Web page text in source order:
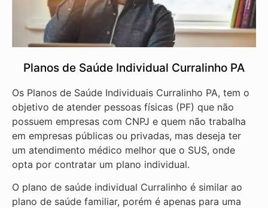
Planos de Saúde Individual Curralinho PA
Os Planos de Saúde Individuais Curralinho PA, tem o
objetivo de atender pessoas físicas (PF) que não
possuem empresas com CNPJ e quem não trabalha
em empresas públicas ou privadas, mas deseja ter
um atendimento médico melhor que o SUS, onde
opta por contratar um plano individual.
O plano de saúde individual Curralinho é similar ao
plano de saúde familiar, porém é apenas para uma